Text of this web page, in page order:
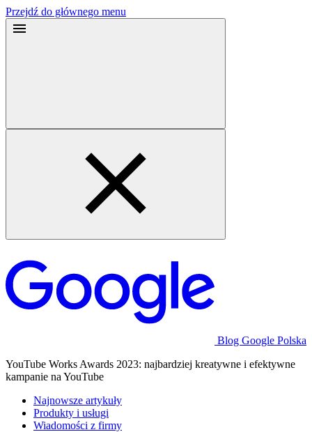
Przejdź do głównego menu
Blog Google Polska
YouTube Works Awards 2023: najbardziej kreatywne i efektywne
kampanie na YouTube
Najnowsze artykuły
Produkty i usługi
Wiadomości z firmy